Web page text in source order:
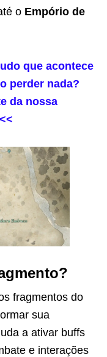
o Empório de
que acontece
perder nada?
da nossa
fragmentos do
sua
a ativar buffs
e interações